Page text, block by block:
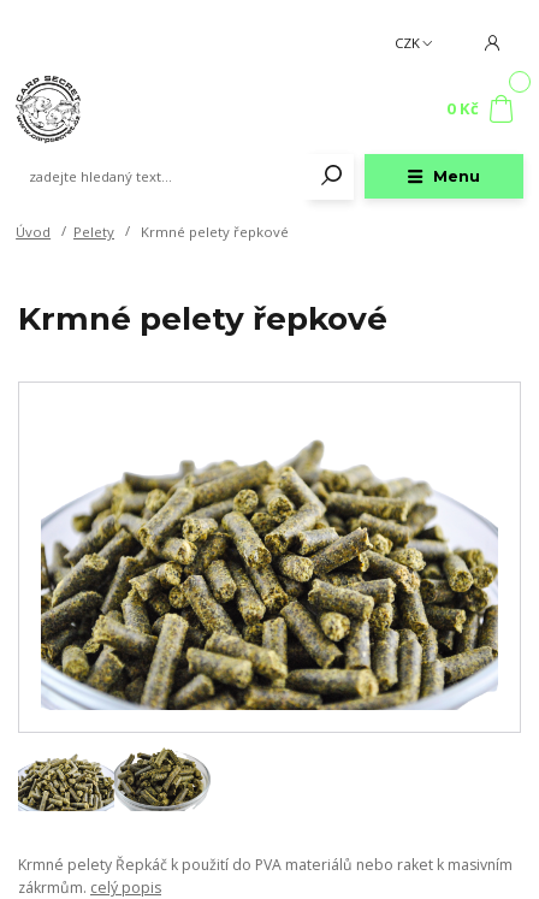
Menu
CZK
0 Kč
Úvod Pelety Krmné pelety řepkové
Krmné pelety řepkové
Krmné pelety Řepkáč k použití do PVA materiálů nebo raket k masivním
zákrmům. celý popis